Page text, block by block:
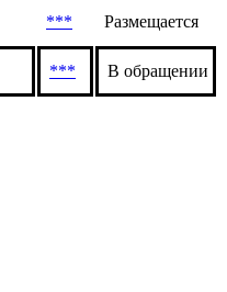
*** Размещается
*** В обращении